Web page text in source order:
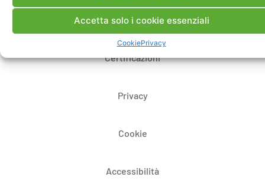
Accetta solo i cookie essenziali
CookiePrivacy
Whistleblowing
Certificazioni
Privacy
Cookie
Accessibilità